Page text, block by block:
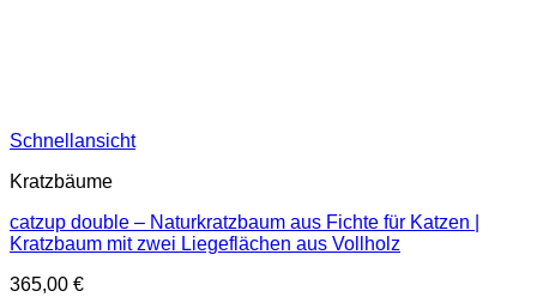
Schnellansicht
Kratzbäume
catzup double – Naturkratzbaum aus Fichte für Katzen |
Kratzbaum mit zwei Liegeflächen aus Vollholz
365,00 €